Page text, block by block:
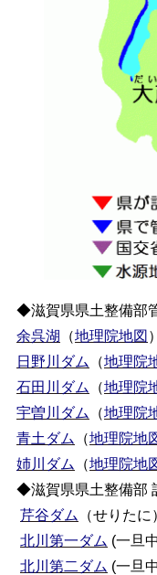
◆滋賀県県土整備部
余呉湖
（地理院地図 ）
日野川ダム
（地理院
石田川ダム
（地理院
宇曽川ダム
（地理院
青土ダム
（地理院地
姉川ダム
（地理院地
◆滋賀県県土整備部
芹谷ダム
（せりた
北川第一ダム (一旦
北川第二ダム (一旦